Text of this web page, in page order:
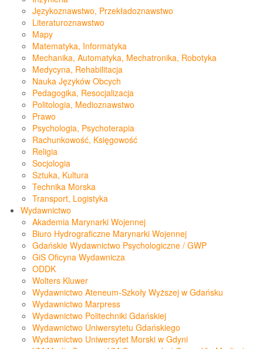
Językoznawstwo, Przekładoznawstwo
Literaturoznawstwo
Mapy
Matematyka, Informatyka
Mechanika, Automatyka, Mechatronika, Robotyka
Medycyna, Rehabilitacja
Nauka Języków Obcych
Pedagogika, Resocjalizacja
Politologia, Medioznawstwo
Prawo
Psychologia, Psychoterapia
Rachunkowość, Księgowość
Religia
Socjologia
Sztuka, Kultura
Technika Morska
Transport, Logistyka
Wydawnictwo
Akademia Marynarki Wojennej
Biuro Hydrograficzne Marynarki Wojennej
Gdańskie Wydawnictwo Psychologiczne / GWP
GiS Oficyna Wydawnicza
ODDK
Wolters Kluwer
Wydawnictwo Ateneum-Szkoły Wyższej w Gdańsku
Wydawnictwo Marpress
Wydawnictwo Politechniki Gdańskiej
Wydawnictwo Uniwersytetu Gdańskiego
Wydawnictwo Uniwersytet Morski w Gdyni